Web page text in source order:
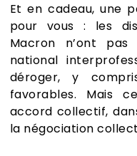
Et en cadeau, une
pour vous : les
Macron n’ont
national
déroger, y
favorables. Mais
accord collectif,
la négociation